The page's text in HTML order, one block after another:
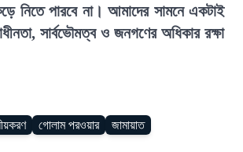
নিতে পারবে না। আমাদের সামনে একটাই
সার্বভৌমত্ব ও জনগণের অধিকার রক্ষা
গোলাম পরওয়ার জামায়াত